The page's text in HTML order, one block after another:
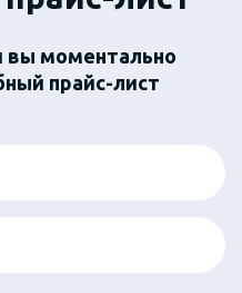
вы моментально
прайс-лист